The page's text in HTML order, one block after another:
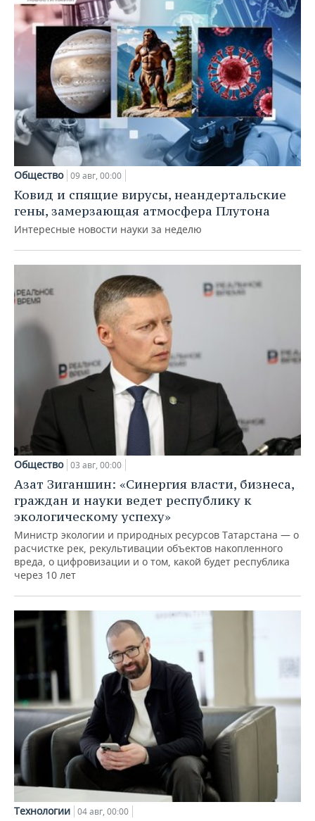
Общество 09 авг, 00:00
Ковид и спящие вирусы, неандертальские
гены, замерзающая атмосфера Плутона
Интересные новости науки за неделю
Общество 03 авг, 00:00
Азат Зиганшин: «Синергия власти, бизнеса,
граждан и науки ведет республику к
экологическому успеху»
Министр экологии и природных ресурсов Татарстана — о
расчистке рек, рекультивации объектов накопленного
вреда, о цифровизации и о том, какой будет республика
через 10 лет
Технологии 04 авг, 00:00